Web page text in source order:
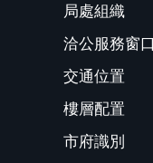
局處組織
洽公服務窗口
交通位置
樓層配置
市府識別